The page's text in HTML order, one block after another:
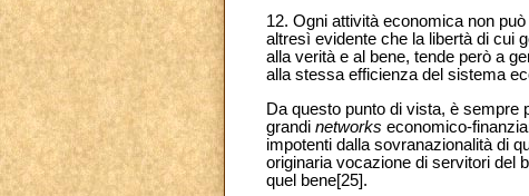
12. Ogni attività economica non
altresì evidente che la libertà di cui
alla verità e al bene, tende però a
alla stessa efficienza del sistema
Da questo punto di vista, è sempre
grandi networks economico-
impotenti dalla sovranazionalità di
originaria vocazione di servitori del
quel bene[25].